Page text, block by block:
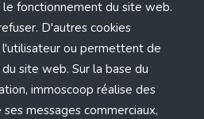
le fonctionnement du site web.
D'autres cookies
ou permettent de
site web. Sur la base du
immoscoop réalise des
messages commerciaux,